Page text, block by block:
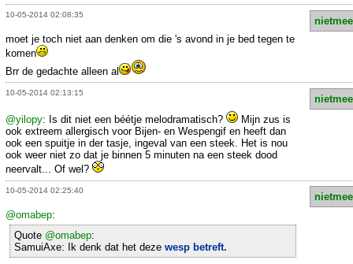
10-05-2014 02:08:35
moet je toch niet aan denken om die 's avond in je bed tegen te
komen
Brr de gedachte alleen al
10-05-2014 02:13:15
@yilopy: Is dit niet een béétje melodramatisch?
Mijn zus is
ook extreem allergisch voor Bijen- en Wespengif en heeft dan
ook een spuitje in der tasje, ingeval van een steek. Het is nou
ook weer niet zo dat je binnen 5 minuten na een steek dood
neervalt... Of wel?
10-05-2014 02:25:40
@omabep:
Quote @omabep:
SamuiAxe: Ik denk dat het deze wesp betreft.